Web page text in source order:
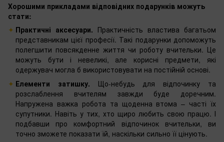
Хорошими прикладами відповідних подарунків можуть
стати:
Практичні аксесуари. Практичність властива багатьом
представникам цієї професії. Такі подарунки допоможуть
полегшити повсякденне життя чи роботу вчительки. Це
можуть бути і невеликі, але корисні предмети, які
одержувач могла б використовувати на постійній основі.
Елементи затишку. Що-небудь для відпочинку та
розслаблення вчителям завжди буде доречним.
Напружена важка робота та щоденна втома – часті їх
супутники. Навіть у тих, хто щиро любить свою працю. І
подбавши про комфортний відпочинок вчительки, ви
точно зможете показати їй, наскільки сильно її цінують.